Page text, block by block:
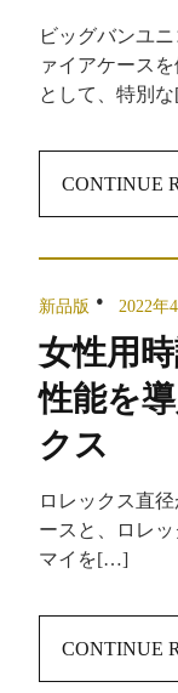
ビッグバンユ
ァイアケース
として、特別
CONTINUE
新品版 2022年
女性用
性能を
クス
ロレックス直
ースと、ロレ
マイを[…]
CONTINUE